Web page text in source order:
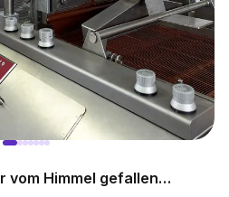
vom Himmel gefallen…